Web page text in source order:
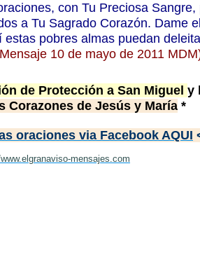
con Tu Preciosa Sangre,
a Tu Sagrado Corazón. Dame
pobres almas puedan
10 de mayo de 2011
de Protección a San Miguel y
Corazones de Jesús y María *
oraciones via Facebook AQUI
mensajes.com